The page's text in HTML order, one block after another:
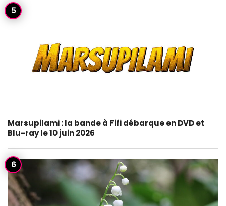
Marsupilami : la bande à Fifi débarque en DVD et
Blu-ray le 10 juin 2026